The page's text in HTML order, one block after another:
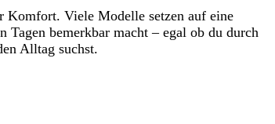
Komfort. Viele Modelle setzen auf eine
Tagen bemerkbar macht – egal ob du durch
Alltag suchst.